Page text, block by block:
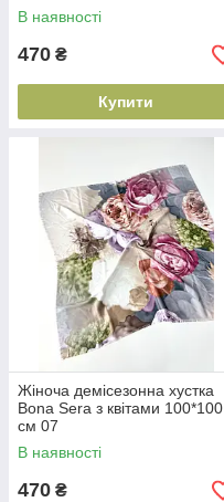
В наявності
470 ₴
Купити
Жіноча демісезонна хустка
Bona Sera з квітами 100*100
см 07
В наявності
470 ₴